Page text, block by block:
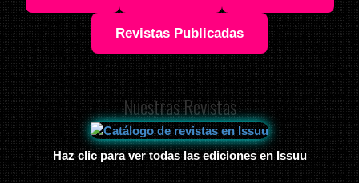
Revistas Publicadas
Nuestras Revistas
Haz clic para ver todas las ediciones en Issuu